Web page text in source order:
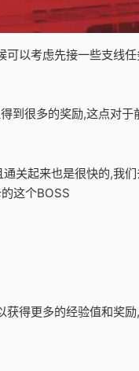
以考虑先接一些支线
到很多的奖励,这点对
关起来也是很快的,
这个BOSS
得更多的经验值和奖